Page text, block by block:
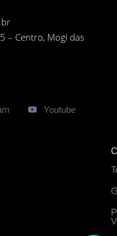
– Centro, Mogi das
Youtube